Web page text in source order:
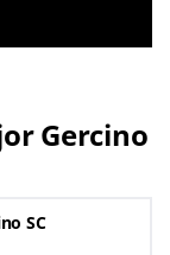
Gercino
SC